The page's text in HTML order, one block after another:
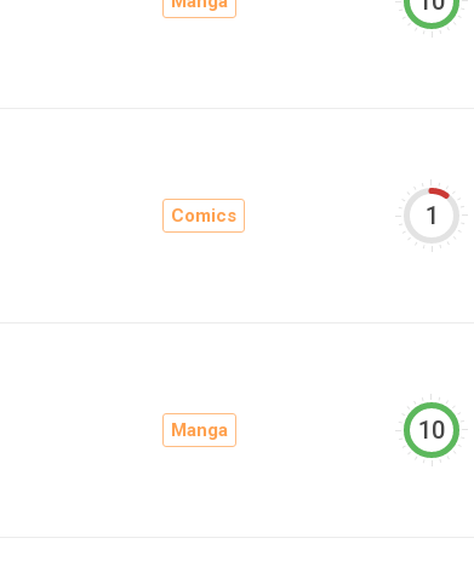
Comics 1
Manga 10